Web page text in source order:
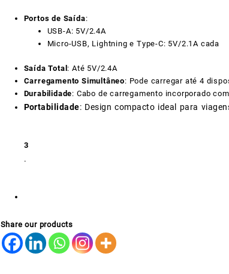
Portos de Saída:
USB-A: 5V/2.4A
Micro-USB, Lightning e Type-C: 5V/2.1A cada
Saída Total : Até 5V/2.4A
Carregamento Simultâneo: Pode carregar até 4
Durabilidade: Cabo de carregamento incorporado
Portabilidade: Design compacto ideal para
3
.
Share our products